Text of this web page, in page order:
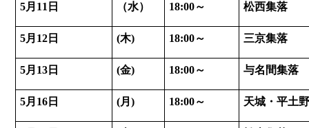
5月11日 （水） 18:00～ 松西集落
5月12日 (木) 18:00～ 三京集落
5月13日 (金) 18:00～ 与名間集落
5月16日 (月) 18:00～ 天城・平土